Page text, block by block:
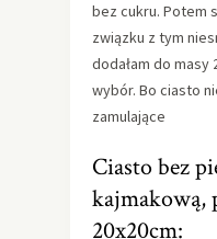
bez cukru. Potem
związku z tym
dodałam do masy
wybór. Bo ciasto
zamulające
Ciasto bez
kajmakową,
20x20cm: